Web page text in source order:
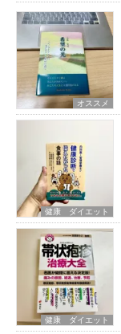
オススメ
健康 ダイエット
健康 ダイエット